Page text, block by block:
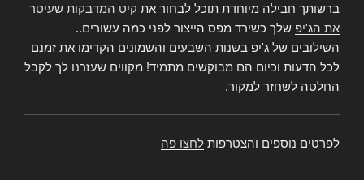
ברשותך חבילה מיוחדת תוכל לבחור את קיט המדבקות שעיטר
את הג'יפ שלך כשירד מפס הייצור לפני כמה עשורים..
השילובים של ג'יפ בשנות השבעים והשמונים הקדימו את זמנם
לכל הדעות וכיום הם מבוקשים מתמיד! מקווים שעזרנו לך לקבל
החלטה לשחזר למקור.
לפרטים נוספים והצטרפות לחצו פה